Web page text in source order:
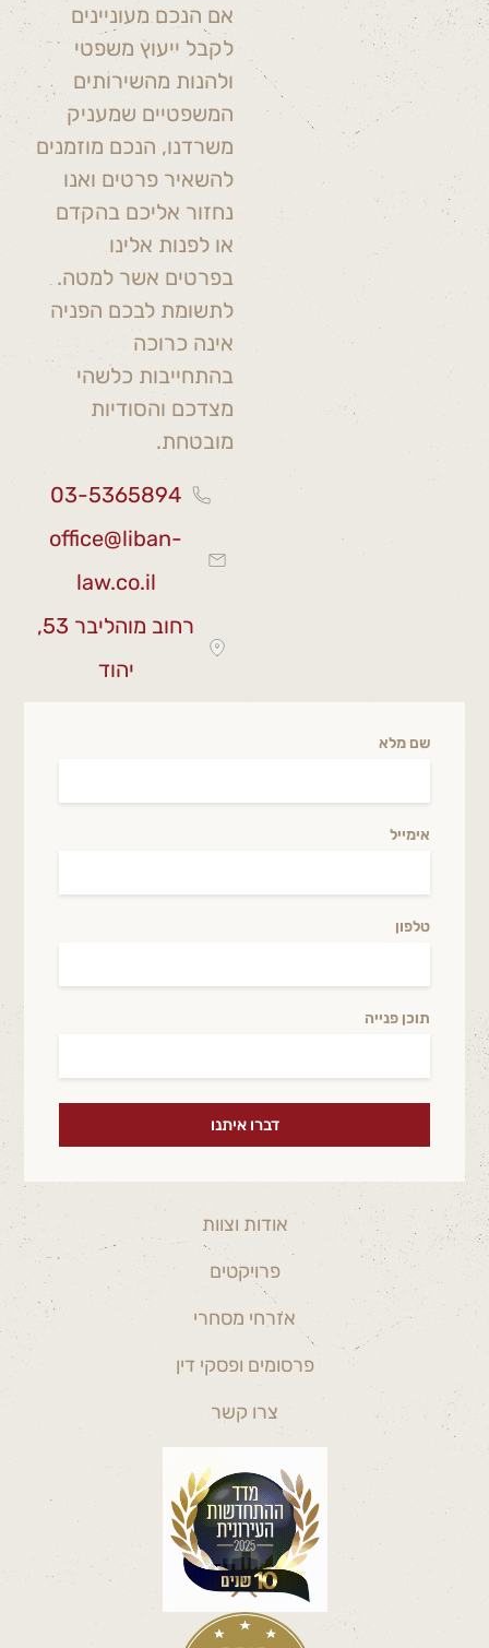
אם הנכם מעוניינים
לקבל ייעוץ משפטי
ולהנות מהשירותים
המשפטיים שמעניק
משרדנו, הנכם מוזמנים
להשאיר פרטים ואנו
נחזור אליכם בהקדם
או לפנות אלינו
בפרטים אשר למטה.
לתשומת לבכם הפניה
אינה כרוכה
בהתחייבות כלשהי
מצדכם והסודיות
מובטחת.
03-5365894
office@liban-
law.co.il
רחוב מוהליבר 53,
יהוד
שם מלא
אימייל
טלפון
תוכן פנייה
דברו איתנו
אודות וצוות
פרויקטים
אזרחי מסחרי
פרסומים ופסקי דין
צרו קשר